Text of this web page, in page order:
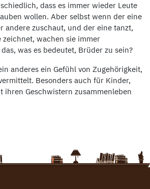
dass es immer wieder Leute
wollen. Aber selbst wenn der eine
andere zuschaut, und der eine tanzt,
wachen sie immer
was es bedeutet, Brüder zu sein?
anderes ein Gefühl von Zugehörigkeit,
Besonders auch für Kinder,
ihren Geschwistern zusammenleben